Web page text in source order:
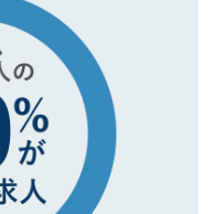
ご安心ください。